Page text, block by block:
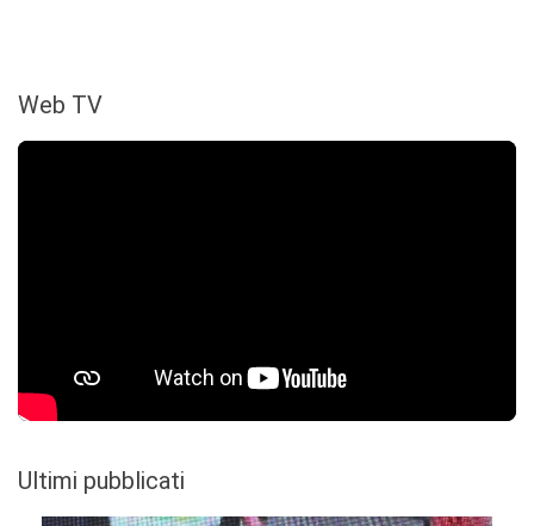
Web TV
Ultimi pubblicati